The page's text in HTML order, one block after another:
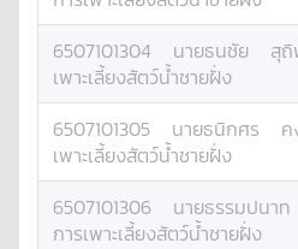
6507101304
นายธนชัย สุ
เพาะเลี้ยงสัตว์น้ำชายฝั่ง
6507101305 นายธนิกศร
เพาะเลี้ยงสัตว์น้ำชายฝั่ง
6507101306 นายธรรมปนาท
การเพาะเลี้ยงสัตว์น้ำชายฝั่ง